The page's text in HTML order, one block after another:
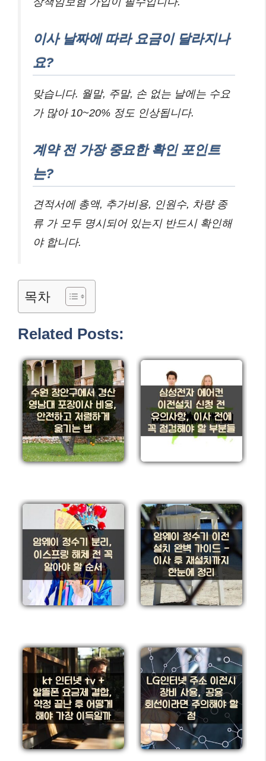
이사 날짜에 따라 요금이 달라지나
요?
맞습니다. 월말, 주말, 손 없는 날에는 수요
가 많아 10~20% 정도 인상됩니다.
계약 전 가장 중요한 확인 포인트
는?
견적서에 총액, 추가비용, 인원수, 차량 종
류 가 모두 명시되어 있는지 반드시 확인해
야 합니다.
목차
Related Posts: